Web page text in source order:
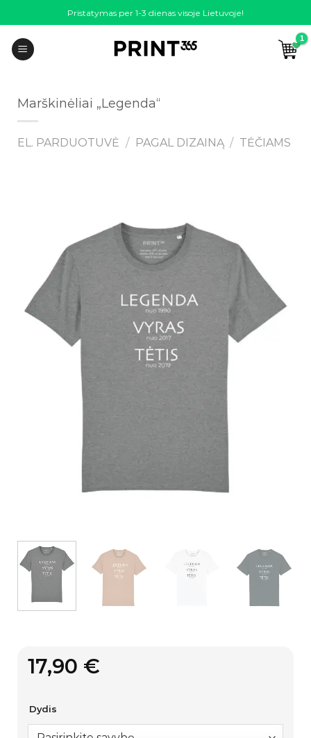
to
content
Pristatymas per 1-3 dienas visoje Lietuvoje!
Marškinėliai „Legenda“
EL. PARDUOTUVĖ / PAGAL DIZAINĄ / TĖČIAMS
17,90 €
Dydis